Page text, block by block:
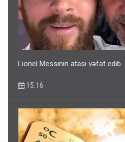
Lionel Messinin atası vəfat edib
15:16